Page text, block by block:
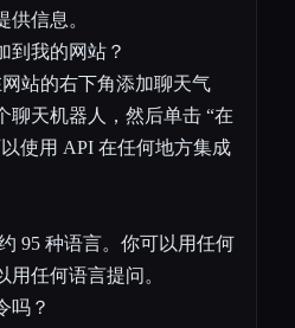
信息。
到我的网站？
站的右下角添加聊天气
聊天机器人，然后单击 “在
使用 API 在任何地方集成
95 种语言。你可以用任何
任何语言提问。
吗？